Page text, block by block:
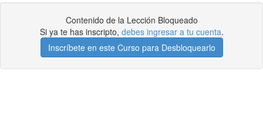
Contenido de la Lección Bloqueado
Si ya te has inscripto, debes ingresar a tu cuenta.
Inscríbete en este Curso para Desbloquearlo